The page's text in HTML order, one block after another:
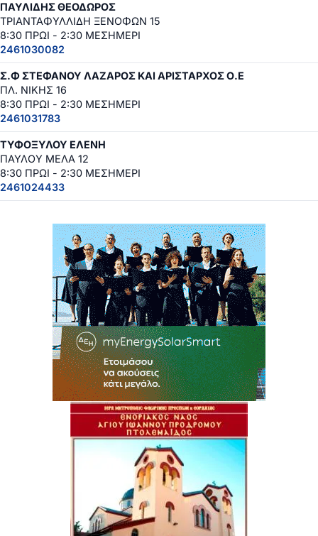
ΠΑΥΛΙΔΗΣ ΘΕΟΔΩΡΟΣ
ΤΡΙΑΝΤΑΦΥΛΛΙΔΗ ΞΕΝΟΦΩΝ 15
8:30 ΠΡΩΙ - 2:30 ΜΕΣΗΜΕΡΙ
2461030082
Σ.Φ ΣΤΕΦΑΝΟΥ ΛΑΖΑΡΟΣ ΚΑΙ ΑΡΙΣΤΑΡΧΟΣ Ο.Ε
ΠΛ. ΝΙΚΗΣ 16
8:30 ΠΡΩΙ - 2:30 ΜΕΣΗΜΕΡΙ
2461031783
ΤΥΦΟΞΥΛΟΥ ΕΛΕΝΗ
ΠΑΥΛΟΥ ΜΕΛΑ 12
8:30 ΠΡΩΙ - 2:30 ΜΕΣΗΜΕΡΙ
2461024433